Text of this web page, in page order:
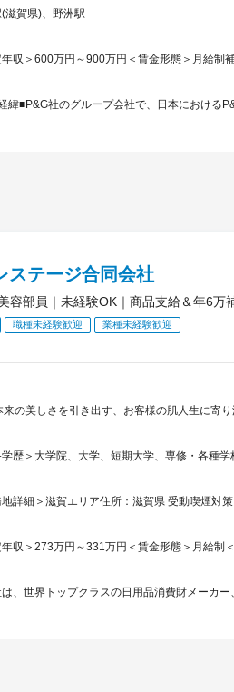
滋賀県)、野洲駅
年収＞600万円～900万円＜賃金形態＞月給制
緯■P&G社のグループ会社で、日本における
ステージ合同会社
容部員｜未経験OK｜商品支給＆年6
職種未経験歓迎 業種未経験歓迎
来の美しさを引き出す、お客様の肌人生に寄
学歴＞大学院、大学、短期大学、専修・各種
地詳細＞滋賀エリア住所：滋賀県 受動喫煙対
年収＞273万円～331万円＜賃金形態＞月給制
は、世界トップクラスの日用品消費財メーカ